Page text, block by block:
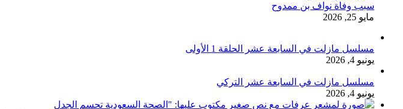
سبب وفاة نواف بن ممدوح
مايو 25, 2026
مسلسل مازلت في السابعة عشر الحلقة 1 الأولى
يونيو 4, 2026
مسلسل مازلت في السابعة عشر التركي
يونيو 4, 2026